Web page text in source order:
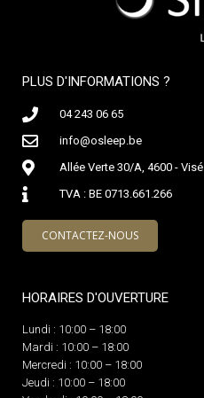
PLUS D'INFORMATIONS ?
04 243 06 65
info@osleep.be
Allée Verte 30/A, 4600 - Visé
TVA : BE 0713.661.266
CONTACTEZ-NOUS
HORAIRES D'OUVERTURE
Lundi : 10:00 – 18:00
Mardi : 10:00 – 18:00
Mercredi : 10:00 – 18:00
Jeudi : 10:00 – 18:00